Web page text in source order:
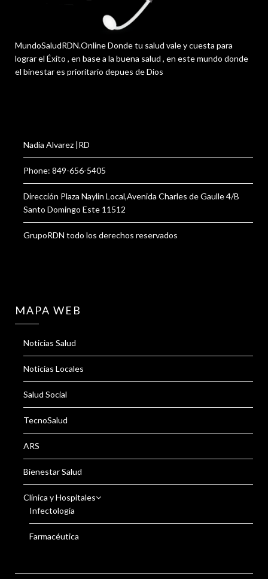
MundoSaludRDN.Online Donde tu salud vale y cuesta para
lograr el Éxito , en base a la buena salud , en este mundo donde
el binestar es prioritario depues de Dios
Nadia Alvarez |RD
Phone: 849-656-5405
Dirección Plaza Naylin Local,Avenida Charles de Gaulle 4/B
Santo Domingo Este 11512
GrupoRDN todo los derechos reservados
MAPA WEB
Noticias Salud
Noticias Locales
Salud Social
TecnoSalud
ARS
Bienestar Salud
Clínica y Hospitales
Infectología
Farmacéutica